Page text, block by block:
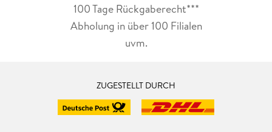
100 Tage Rückgaberecht***
Abholung in über 100 Filialen
uvm.
ZUGESTELLT DURCH